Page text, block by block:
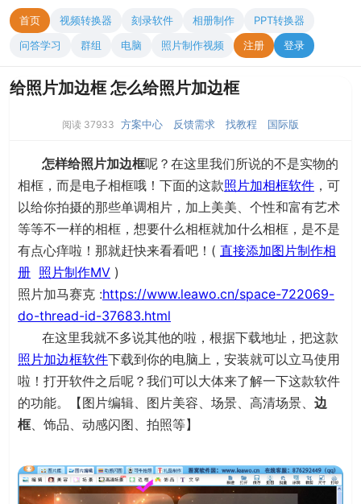
首页 视频转换器 刻录软件 相册制作
PPT转换器
问答学习
群组 电脑 照片制作视频 注册 登录
给照片加边框 怎么给照片加边框
阅读 37933 方案中心 反馈需求 找教程 国际版
怎样给照片加边框呢？在这里我们所说的不是实物的
相框，而是电子相框哦！下面的这款照片加相框软件 ，可
以给你拍摄的那些单调相片，加上美美、个性和富有艺术
等等不一样的相框，想要什么相框就加什么相框，是不是
有点心痒啦！那就赶快来看看吧！( 直接添加图片制作相
册 照片制作MV )
照片加马赛克 :https://www.leawo.cn/space-722069-
do-thread-id-37683.html
在这里我就不多说其他的啦，根据下载地址，把这款
照片加边框软件下载到你的电脑上，安装就可以立马使用
啦！打开软件之后呢？我们可以大体来了解一下这款软件
的功能。【图片编辑、图片美容、场景、高清场景、 边
框、饰品、动感闪图、拍照等】